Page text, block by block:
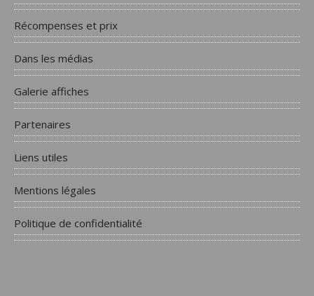
Récompenses et prix
Dans les médias
Galerie affiches
Partenaires
Liens utiles
Mentions légales
Politique de confidentialité